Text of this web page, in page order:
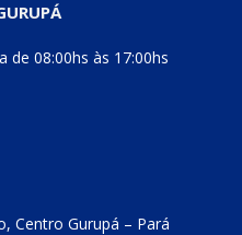
de 08:00hs às 17:00hs
Centro Gurupá – Pará